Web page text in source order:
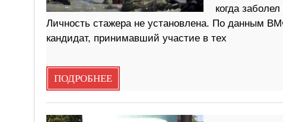
когда
Личность стажера не установлена. По данным
кандидат, принимавший участие в тех
ПОДРОБНЕЕ